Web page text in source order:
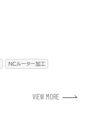
NCルーター加工
VIEW MORE